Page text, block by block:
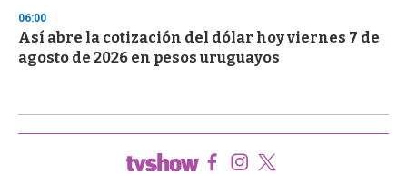
06:00
Así abre la cotización del dólar hoy viernes 7 de
agosto de 2026 en pesos uruguayos